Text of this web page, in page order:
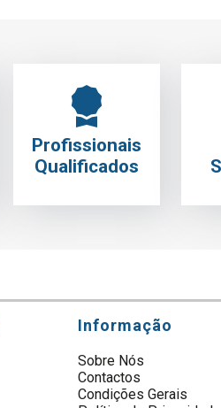
Profissionais
Qualificados
Informação
Sobre Nós
Contactos
Condições Gerais